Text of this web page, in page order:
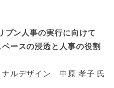
ン人事の実行に向けて
ースの浸透と人事の役割
ナルデザイン 中原 孝子 氏